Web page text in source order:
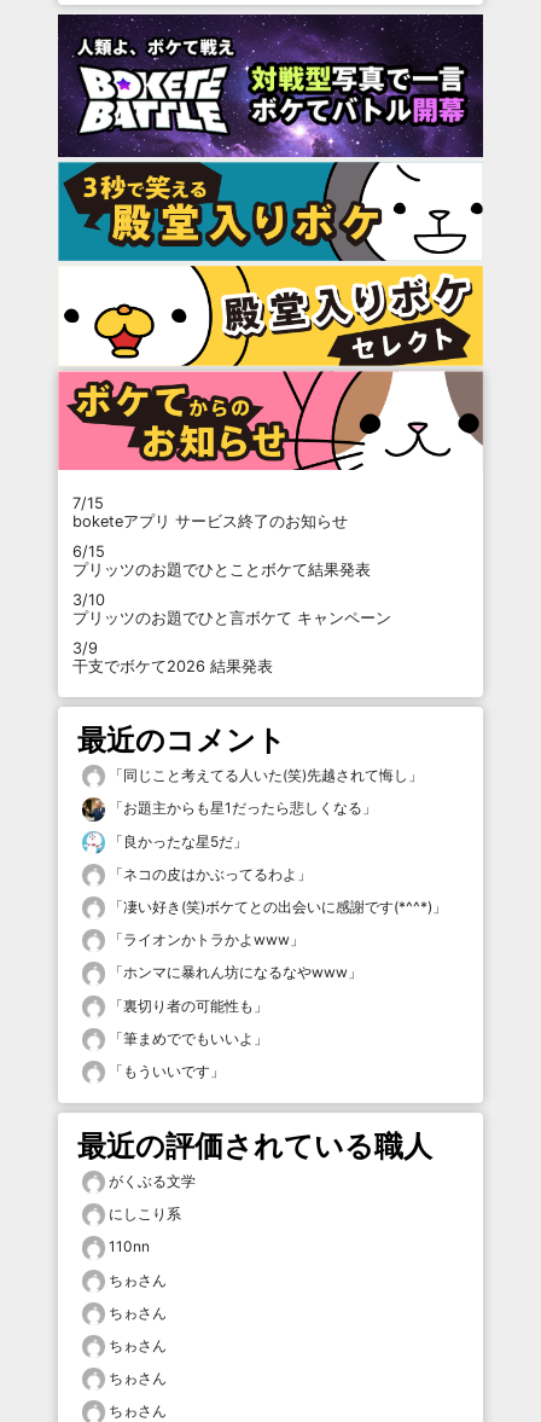
7/15
boketeアプリ サービス終了のお知らせ
6/15
プリッツのお題でひとことボケて結果発表
3/10
プリッツのお題でひと言ボケて キャンペーン
3/9
干支でボケて2026 結果発表
最近のコメント
「同じこと考えてる人いた(笑)先越されて悔し 」
「お題主からも星1だったら悲しくなる 」
「 良かったな星5だ 」
「ネコの皮はかぶってるわよ 」
「凄い好き(笑)ボケてとの出会いに感謝です(*^^*) 」
「ライオンかトラかよwww 」
「ホンマに暴れん坊になるなやwww 」
「裏切り者の可能性も 」
「筆まめででもいいよ 」
「 もういいです 」
最近の評価されている職人
がくぶる文学
にしこり系
110nn
ちゎさん
ちゎさん
ちゎさん
ちゎさん
ちゎさん